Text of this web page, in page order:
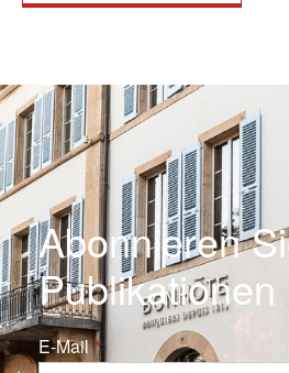
Abonnieren
Publikationen
E-Mail